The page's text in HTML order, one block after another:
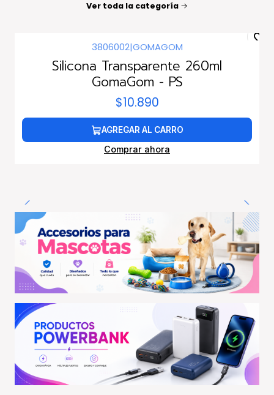
Ver toda la categoría
3806002|GOMAGOM
Silicona Transparente 260ml
GomaGom - PS
$10.890
AGREGAR AL CARRO
Comprar ahora